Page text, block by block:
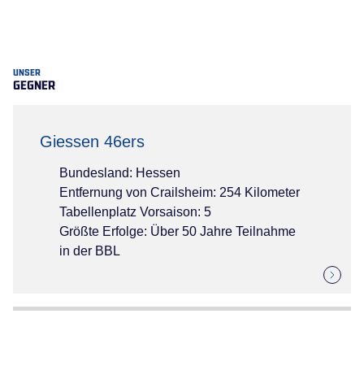
UNSER
GEGNER
Giessen 46ers
Bundesland: Hessen
Entfernung von Crailsheim: 254 Kilometer
Tabellenplatz Vorsaison: 5
Größte Erfolge: Über 50 Jahre Teilnahme
in der BBL